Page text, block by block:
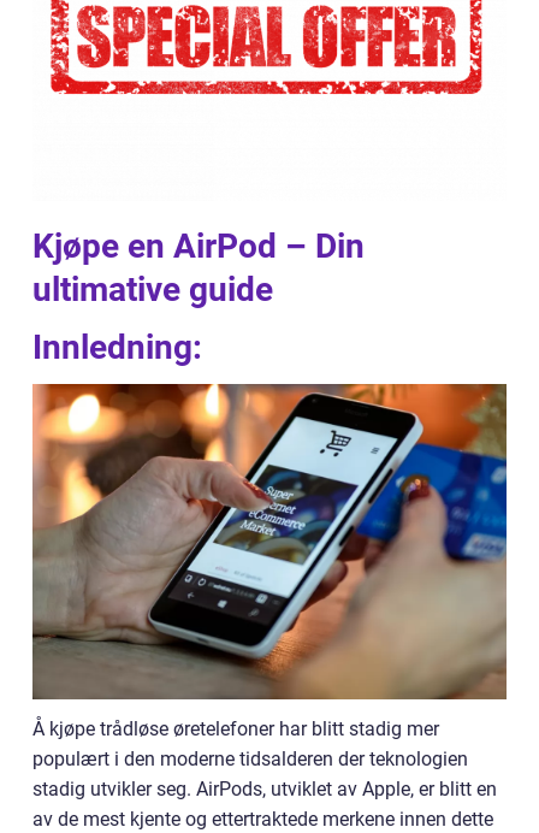
Kjøpe en AirPod – Din
ultimative guide
Innledning:
Å kjøpe trådløse øretelefoner har blitt stadig mer
populært i den moderne tidsalderen der teknologien
stadig utvikler seg. AirPods, utviklet av Apple, er blitt en
av de mest kjente og ettertraktede merkene innen dette